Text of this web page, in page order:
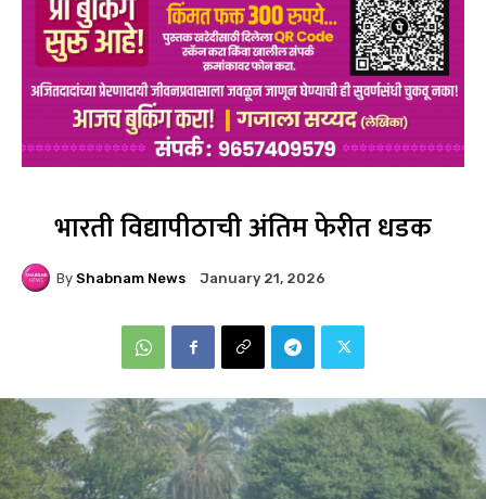
भारती विद्यापीठाची अंतिम फेरीत धडक
By Shabnam News January 21, 2026